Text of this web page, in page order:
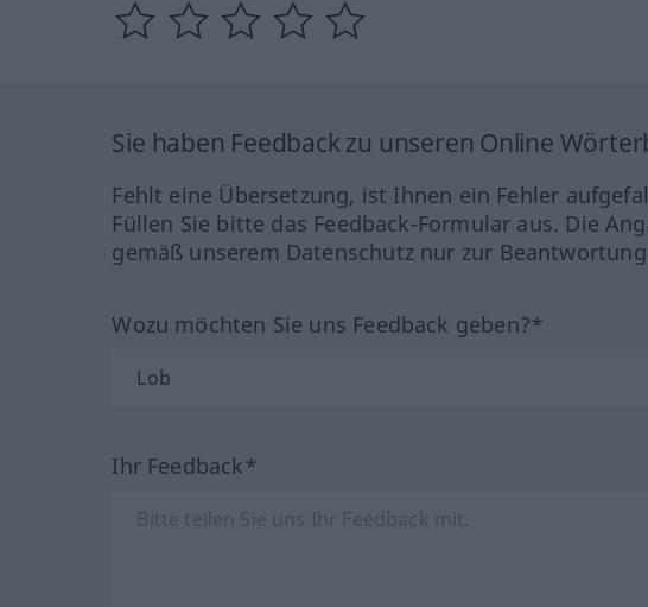
Sie haben Feedback zu unseren Online
Fehlt eine Übersetzung, ist Ihnen ein Fehler
Füllen Sie bitte das Feedback-Formular aus. Die
gemäß unserem Datenschutz nur zur
Wozu möchten Sie uns Feedback geben?*
Ihr Feedback*